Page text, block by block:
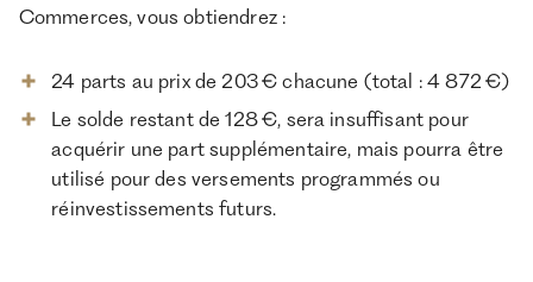
Commerces, vous obtiendrez :
24 parts au prix de 203 € chacune (total : 4 872 €)
Le solde restant de 128 €, sera insuffisant pour
acquérir une part supplémentaire, mais pourra être
utilisé pour des versements programmés ou
réinvestissements futurs.